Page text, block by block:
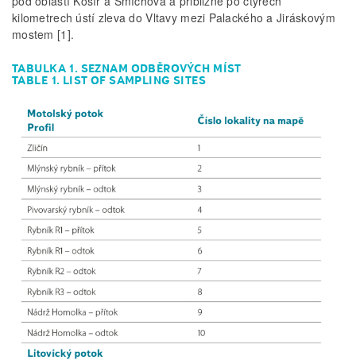
kilometrech ústí zleva do Vltavy mezi Palackého a Jiráskovým
mostem [1].
TABULKA 1. SEZNAM ODBĚROVÝCH MÍST
TABLE 1. LIST OF SAMPLING SITES